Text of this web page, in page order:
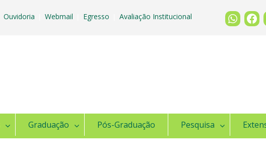
Ouvidoria Webmail Egresso Avaliação Institucional
Graduação Pós-Graduação Pesquisa